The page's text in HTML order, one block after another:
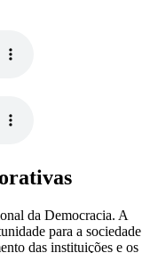
da Democracia. A
para a sociedade
das instituições e os